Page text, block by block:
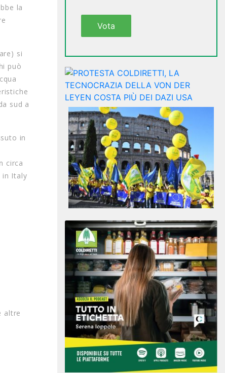
la
si
può
sud a
in
circa
in Italy
altre
Vota